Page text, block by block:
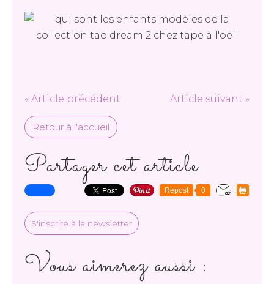
« Article précédent Article suivant »
Retour à l'accueil
Partager cet article
Repost 0
S'inscrire à la newsletter
Vous aimerez aussi :